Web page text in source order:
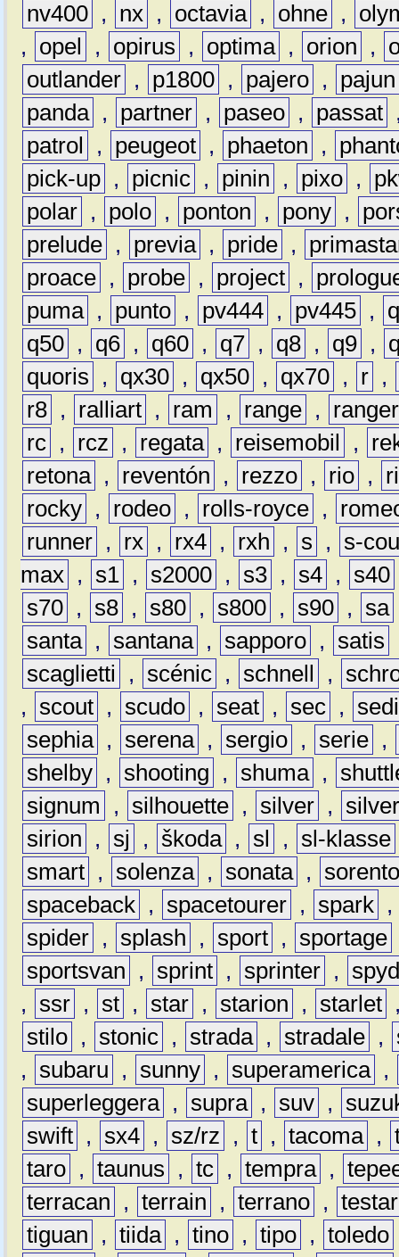
nv400 , nx , octavia , ohne ,
,
opel , opirus , optima , orion ,
outlander , p1800 , pajero ,
pajun
panda , partner , paseo , passat
patrol
, peugeot , phaeton ,
pick-up , picnic , pinin , pixo ,
polar , polo , ponton , pony ,
prelude , previa , pride ,
proace , probe , project ,
puma , punto , pv444 , pv445 ,
q50 , q6 , q60 , q7 , q8 , q9 ,
quoris
, qx30 , qx50 , qx70 , r ,
r8 , ralliart , ram , range ,
ranger
rc , rcz , regata , reisemobil ,
retona , reventón , rezzo , rio ,
rocky , rodeo , rolls-royce ,
runner , rx , rx4 , rxh , s ,
s-
max , s1 , s2000 , s3 , s4 , s40
s70 , s8 , s80 , s800 , s90 , sa
santa , santana , sapporo , satis
scaglietti
, scénic , schnell ,
,
scout , scudo , seat , sec ,
sephia , serena , sergio , serie ,
shelby , shooting , shuma ,
signum
, silhouette , silver ,
sirion
, sj , škoda , sl , sl-klasse
smart , solenza , sonata ,
spaceback , spacetourer , spark ,
spider , splash , sport , sportage
sportsvan
, sprint , sprinter ,
,
ssr , st , star , starion , starlet
stilo , stonic , strada , stradale ,
,
subaru , sunny , superamerica ,
superleggera , supra , suv ,
swift , sx4 , sz/rz , t , tacoma ,
taro , taunus , tc , tempra ,
terracan
, terrain , terrano ,
tiguan
, tiida , tino , tipo , toledo